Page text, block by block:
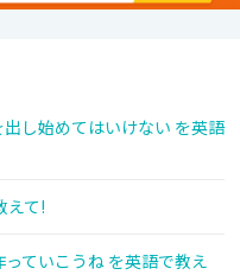
し始めてはいけない を英語
えて!
ていこうね を英語で教え